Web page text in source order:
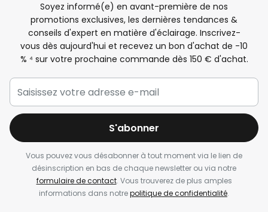
Soyez informé(e) en avant-première de nos
promotions exclusives, les dernières tendances &
conseils d'expert en matière d'éclairage. Inscrivez-
vous dès aujourd'hui et recevez un bon d'achat de -10
% ⁴ sur votre prochaine commande dès 150 € d'achat.
S'abonner
Vous pouvez vous désabonner à tout moment via le lien de
désinscription en bas de chaque newsletter ou via notre
formulaire de contact. Vous trouverez de plus amples
informations dans notrepolitique de confidentialité.